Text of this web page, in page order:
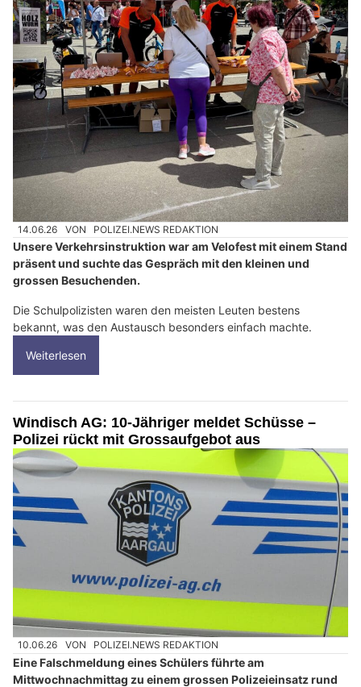
14.06.26 VON POLIZEI.NEWS REDAKTION
Unsere Verkehrsinstruktion war am Velofest mit einem Stand
präsent und suchte das Gespräch mit den kleinen und
grossen Besuchenden.
Die Schulpolizisten waren den meisten Leuten bestens
bekannt, was den Austausch besonders einfach machte.
Weiterlesen
Windisch AG: 10-Jähriger meldet Schüsse –
Polizei rückt mit Grossaufgebot aus
10.06.26 VON POLIZEI.NEWS REDAKTION
Eine Falschmeldung eines Schülers führte am
Mittwochnachmittag zu einem grossen Polizeieinsatz rund